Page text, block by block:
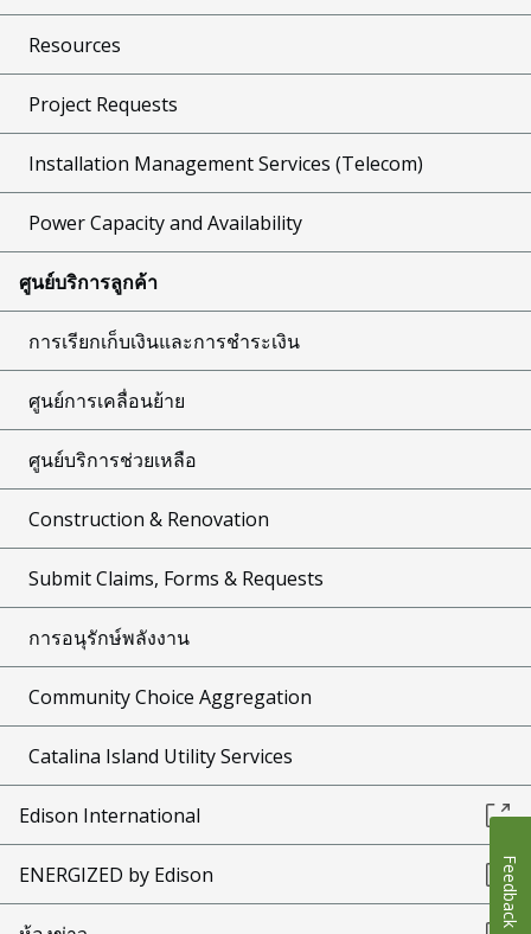
Resources
Project Requests
Installation Management Services (Telecom)
Power Capacity and Availability
ศูนย์บริการลูกค้า
การเรียกเก็บเงินและการชำระเงิน
ศูนย์การเคลื่อนย้าย
ศูนย์บริการช่วยเหลือ
Construction & Renovation
Submit Claims, Forms & Requests
การอนุรักษ์พลังงาน
Community Choice Aggregation
Catalina Island Utility Services
Edison International
ENERGIZED by Edison Feedback